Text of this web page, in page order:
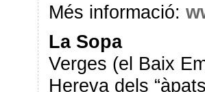
Més informació:
La Sopa
Verges (el Baix
Hereva dels